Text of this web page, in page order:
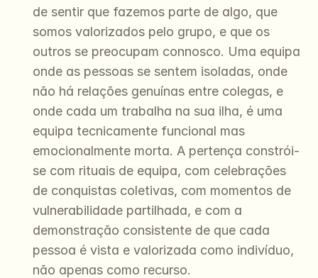
de sentir que fazemos parte de algo, que
somos valorizados pelo grupo, e que os
outros se preocupam connosco. Uma equipa
onde as pessoas se sentem isoladas, onde
não há relações genuínas entre colegas, e
onde cada um trabalha na sua ilha, é uma
equipa tecnicamente funcional mas
emocionalmente morta. A pertença constrói-
se com rituais de equipa, com celebrações
de conquistas coletivas, com momentos de
vulnerabilidade partilhada, e com a
demonstração consistente de que cada
pessoa é vista e valorizada como indivíduo,
não apenas como recurso.